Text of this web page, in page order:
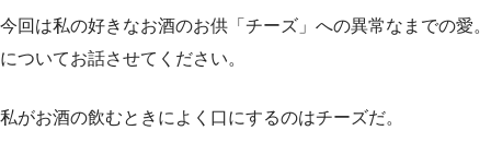
今回は私の好きなお酒のお供「チーズ」への異常なまでの愛。
についてお話させてください。
私がお酒の飲むときによく口にするのはチーズだ。